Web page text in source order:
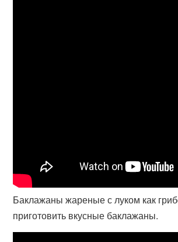
Баклажаны жареные с луком как
приготовить вкусные баклажаны.